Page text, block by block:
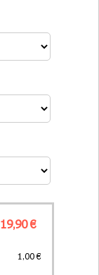
19,90 €
1,00 €